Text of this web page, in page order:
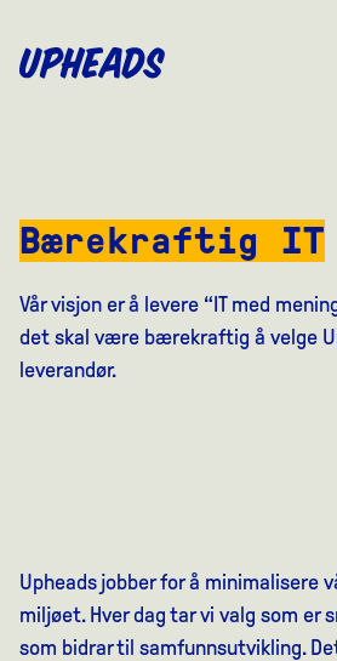
MAIN
Bærekraftig IT
Vår visjon er å levere “IT med
det skal være bærekraftig å velge
leverandør.
Upheads jobber for å minimalisere
miljøet. Hver dag tar vi valg som er
som bidrar til samfunnsutvikling.